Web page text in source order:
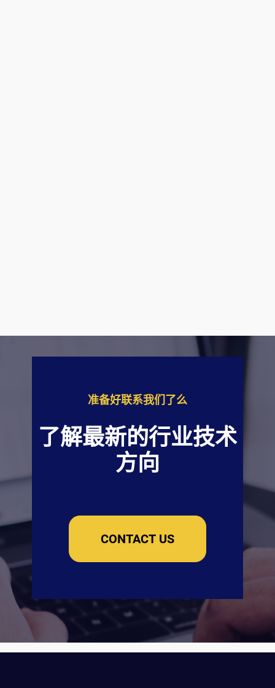
准备好联系我们了么
了解最新的行业技术
方向
CONTACT US